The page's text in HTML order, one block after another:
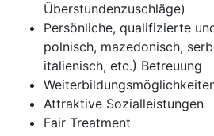
Überstundenzuschläge)
Persönliche, qualifizierte
polnisch, mazedonisch,
italienisch, etc.) Betreuung
Attraktive Sozialleistungen
Fair Treatment